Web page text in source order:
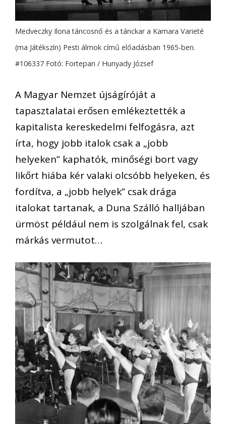
Medveczky Ilona táncosnő és a tánckar a Kamara Varieté
(ma Játékszín) Pesti álmok című előadásban 1965-ben.
#106337 Fotó: Fortepan / Hunyady József
A Magyar Nemzet újságíróját a
tapasztalatai erősen emlékeztették a
kapitalista kereskedelmi felfogásra, azt
írta, hogy jobb italok csak a „jobb
helyeken” kaphatók, minőségi bort vagy
likőrt hiába kér valaki olcsóbb helyeken, és
fordítva, a „jobb helyek” csak drága
italokat tartanak, a Duna Szálló halljában
ürmöst például nem is szolgálnak fel, csak
márkás vermutot…